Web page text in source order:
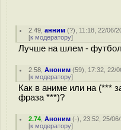
2.49 ,анним (?), 11:18, 22/06/
[к модератору]
Лучше на шлем -
2.58 ,Аноним (59), 17:32, 22/
[к модератору]
Как в аниме или на (***
фраза ***)?
2.74 ,Аноним (-), 23:52, 25/
[к модератору]